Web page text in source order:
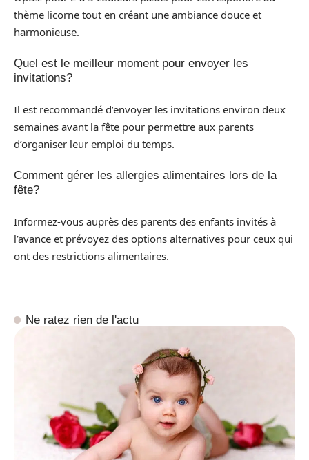
thème licorne tout en créant une ambiance douce et
harmonieuse.
Quel est le meilleur moment pour envoyer les
invitations?
Il est recommandé d’envoyer les invitations environ deux
semaines avant la fête pour permettre aux parents
d’organiser leur emploi du temps.
Comment gérer les allergies alimentaires lors de la
fête?
Informez-vous auprès des parents des enfants invités à
l’avance et prévoyez des options alternatives pour ceux qui
ont des restrictions alimentaires.
Ne ratez rien de l'actu